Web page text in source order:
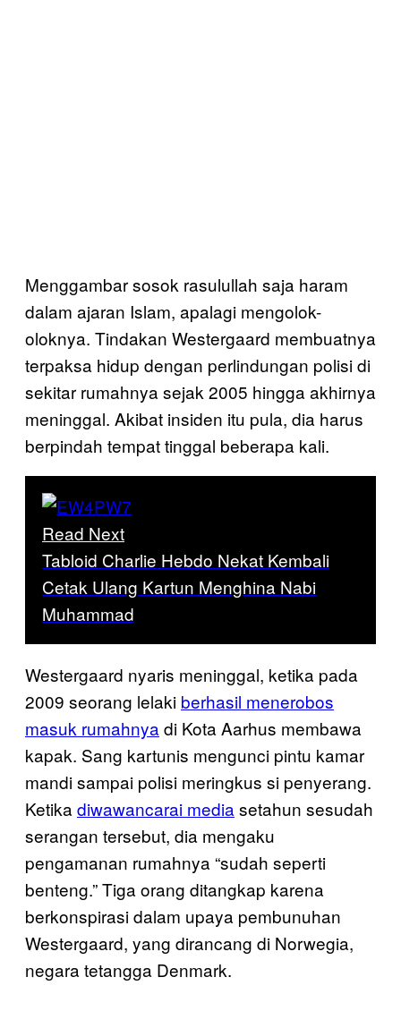
Menggambar sosok rasulullah saja haram
dalam ajaran Islam, apalagi mengolok-
oloknya. Tindakan Westergaard membuatnya
terpaksa hidup dengan perlindungan polisi di
sekitar rumahnya sejak 2005 hingga akhirnya
meninggal. Akibat insiden itu pula, dia harus
berpindah tempat tinggal beberapa kali.
Read Next
Tabloid Charlie Hebdo Nekat Kembali
Cetak Ulang Kartun Menghina Nabi
Muhammad
Westergaard nyaris meninggal, ketika pada
2009 seorang lelaki berhasil menerobos
masuk rumahnya di Kota Aarhus membawa
kapak. Sang kartunis mengunci pintu kamar
mandi sampai polisi meringkus si penyerang.
Ketika diwawancarai media setahun sesudah
serangan tersebut, dia mengaku
pengamanan rumahnya “sudah seperti
benteng.” Tiga orang ditangkap karena
berkonspirasi dalam upaya pembunuhan
Westergaard, yang dirancang di Norwegia,
negara tetangga Denmark.